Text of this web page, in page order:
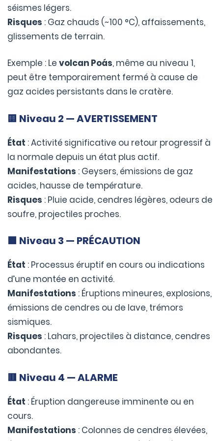
séismes légers.
Risques : Gaz chauds (~100 °C), affaissements,
glissements de terrain.
Exemple : Le volcan Poás, même au niveau 1,
peut être temporairement fermé à cause de
gaz acides persistants dans le cratère.
🟨 Niveau 2 — AVERTISSEMENT
État : Activité significative ou retour progressif à
la normale depuis un état plus actif.
Manifestations : Geysers, émissions de gaz
acides, hausse de température.
Risques : Pluie acide, cendres légères, odeurs de
soufre, projectiles proches.
🟧 Niveau 3 — PRÉCAUTION
État : Processus éruptif en cours ou indications
d’une montée en activité.
Manifestations : Éruptions mineures, explosions,
émissions de cendres ou de lave, trémors
sismiques.
Risques : Lahars, projectiles à distance, cendres
abondantes.
🟥 Niveau 4 — ALARME
État : Éruption dangereuse imminente ou en
cours.
Manifestations : Colonnes de cendres élevées,